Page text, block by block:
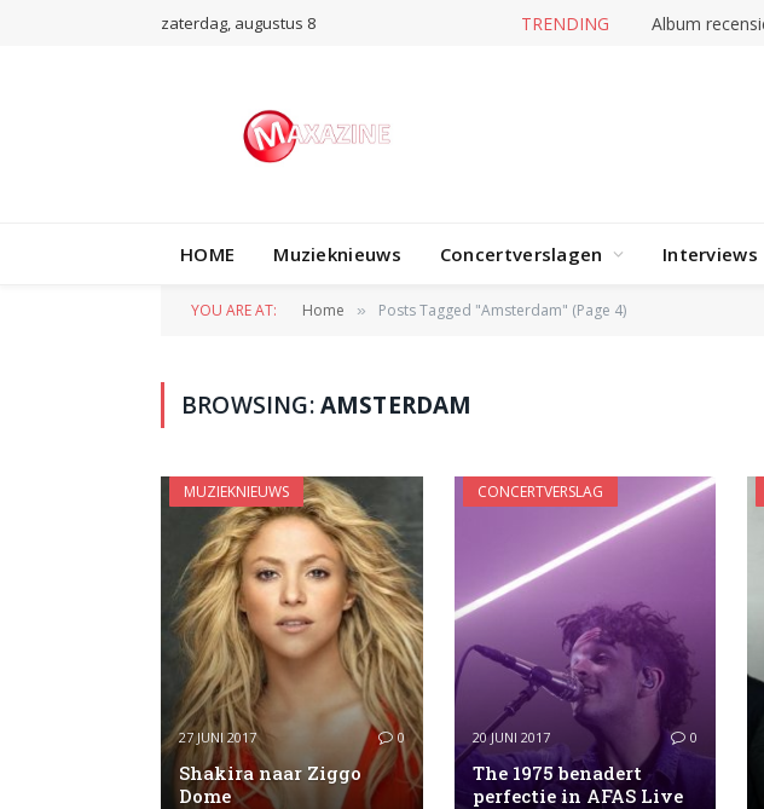
zaterdag, augustus 8 TRENDING
HOME Muzieknieuws Concertverslagen Interviews
YOU ARE AT: Home » Posts Tagged "Amsterdam" (Page 4)
BROWSING:AMSTERDAM
MUZIEKNIEUWS
27 JUNI 2017 0
Shakira naar Ziggo
Dome
CONCERTVERSLAG
20 JUNI 2017 0
The 1975 benadert
perfectie in AFAS Live